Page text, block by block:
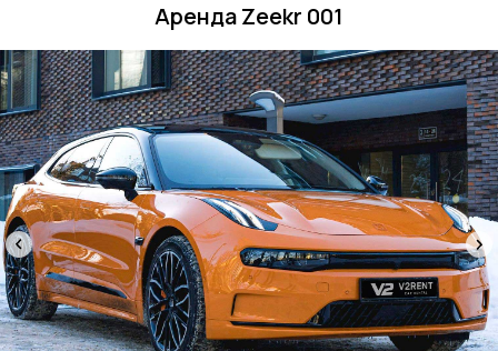
Аренда Zeekr 001